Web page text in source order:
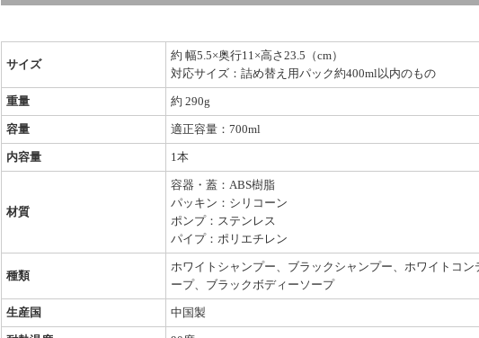
サイズ
約 幅5.5×奥行11×高さ23.5（cm）
対応サイズ：詰め替え用パック約400ml以内のもの
重量 約 290g
容量 適正容量：700ml
内容量 1本
材質
容器・蓋：ABS樹脂
パッキン：シリコーン
ポンプ：ステンレス
パイプ：ポリエチレン
種類
ホワイトシャンプー、ブラックシャンプー、ホワイトコ
ープ、ブラックボディーソープ
生産国 中国製